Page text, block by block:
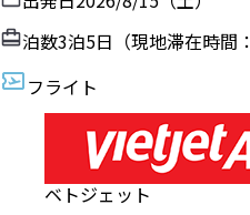
泊数3泊5日（現地滞在時間：
フライト
ベトジェット